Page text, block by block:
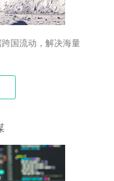
国流动，解决海量